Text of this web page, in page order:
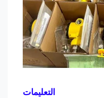
التعليمات